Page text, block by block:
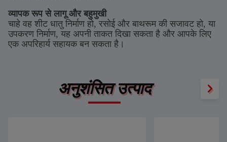
व्यापक रूप से लागू और बहुमुखी
चाहे वह शीट धातु निर्माण हो, रसोई और बाथरूम की सजावट हो, या
उपकरण निर्माण, यह अपनी ताकत दिखा सकता है और आपके लिए
एक अपरिहार्य सहायक बन सकता है।
अनुशंसित उत्पाद